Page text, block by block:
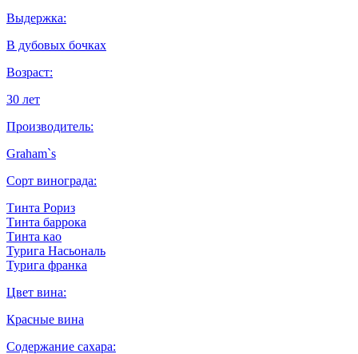
Выдержка:
В дубовых бочках
Возраст:
30 лет
Производитель:
Graham`s
Сорт винограда:
Тинта Рориз
Тинта баррока
Тинта као
Турига Насьональ
Турига франка
Цвет вина:
Красные вина
Содержание сахара: